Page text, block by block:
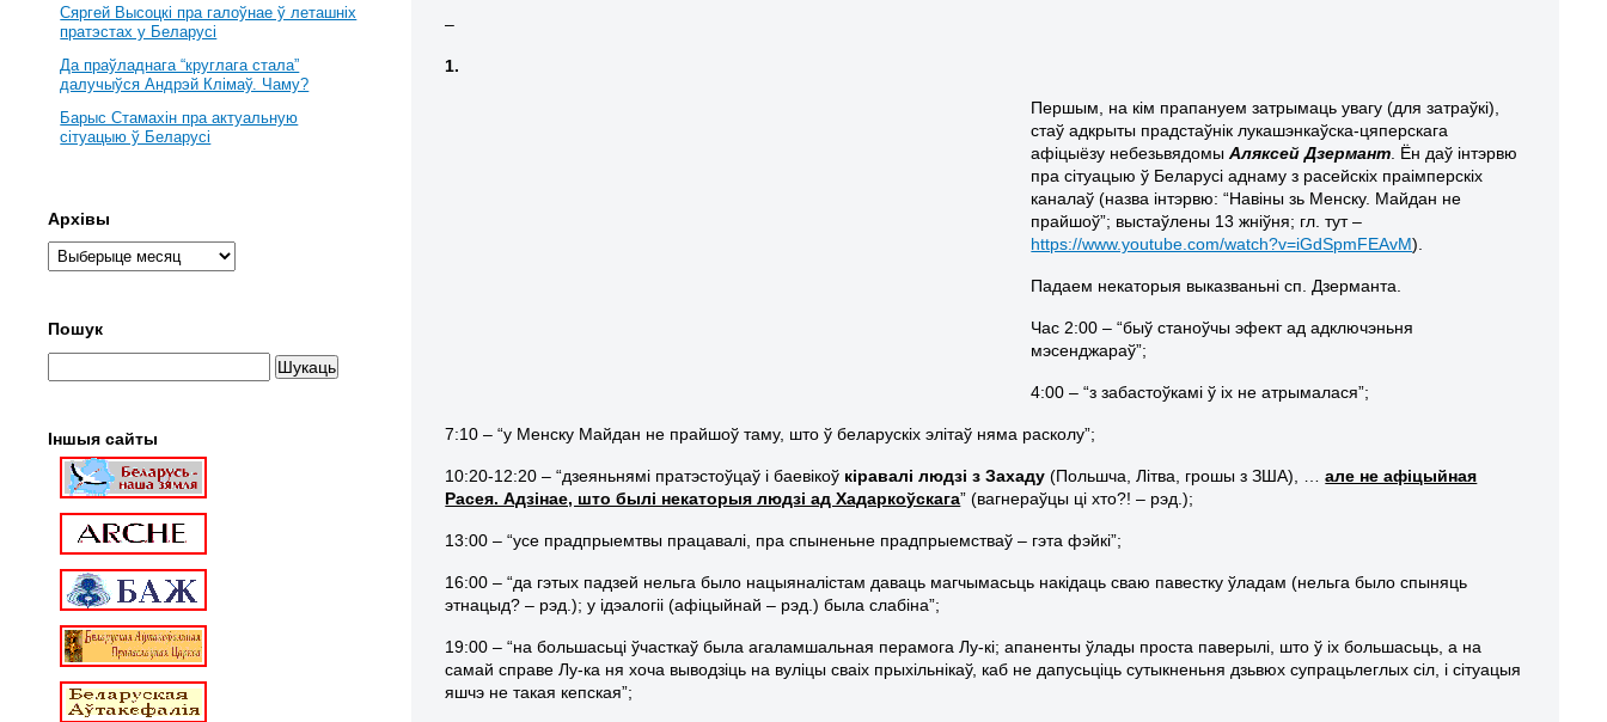
–
1.
Першым, на кім прапануем затрымаць увагу (для затраўкі),
стаў адкрыты прадстаўнік лукашэнкаўска-цяперскага
афіцыёзу небезьвядомыАляксей Дзермант . Ён даў інтэрвю
пра сітуацыю ў Беларусі аднаму з расейскіх праімперскіх
каналаў (назва інтэрвю: “Навіны зь Менску. Майдан не
прайшоў”; выстаўлены 13 жніўня; гл. тут –
https://www.youtube.com/watch?v=iGdSpmFEAvM).
Падаем некаторыя выказваньні сп. Дзерманта.
Час 2:00 – “быў станоўчы эфект ад адключэньня
мэсенджараў”;
4:00 – “з забастоўкамі ў іх не атрымалася”;
7:10 – “у Менску Майдан не прайшоў таму, што ў беларускіх элітаў няма расколу”;
10:20-12:20 – “дзеяньнямі пратэстоўцаў і баевікоў кіравалі людзі з Захаду (Польшча, Літва, грошы з ЗША), …але не афіцыйная
Расея. Адзінае, што былі некаторыя людзі ад Хадаркоўскага” (вагнераўцы ці хто?! – рэд.);
13:00 – “усе прадпрыемтвы працавалі, пра спыненьне прадпрыемстваў – гэта фэйкі”;
16:00 – “да гэтых падзей нельга было нацыяналістам даваць магчымасьць накідаць сваю павестку ўладам (нельга было спыняць
этнацыд? – рэд.); у ідэалогіі (афіцыйнай – рэд.) была слабіна”;
19:00 – “на большасьці ўчасткаў была агаламшальная перамога Лу-кі; апаненты ўлады проста паверылі, што ў іх большасьць, а на
самай справе Лу-ка ня хоча выводзіць на вуліцы сваіх прыхільнікаў, каб не дапусьціць сутыкненьня дзьвюх супрацьлеглых сіл, і сітуацыя
яшчэ не такая кепская”;
Сяргей Высоцкі пра галоўнае ў леташніх
пратэстах у Беларусі
Да праўладнага “круглага стала”
далучыўся Андрэй Клімаў. Чаму?
Барыс Стамахін пра актуальную
сітуацыю ў Беларусі
Архівы
Пошук
Іншыя сайты